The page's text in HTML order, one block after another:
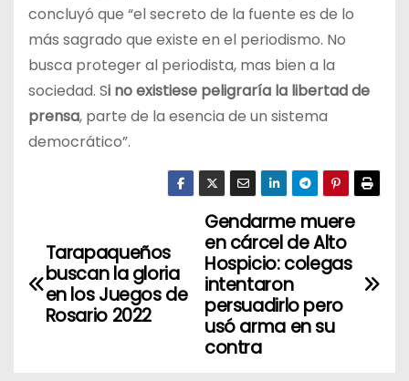
concluyó que “el secreto de la fuente es de lo
más sagrado que existe en el periodismo. No
busca proteger al periodista, mas bien a la
sociedad. Si no existiese peligraría la libertad de
prensa, parte de la esencia de un sistema
democrático”.
a
Gendarme muere
en cárcel de Alto
Hospicio: colegas
intentaron
persuadirlo pero
usó arma en su
contra
Tarapaqueños
buscan la gloria
en los Juegos de
Rosario 2022